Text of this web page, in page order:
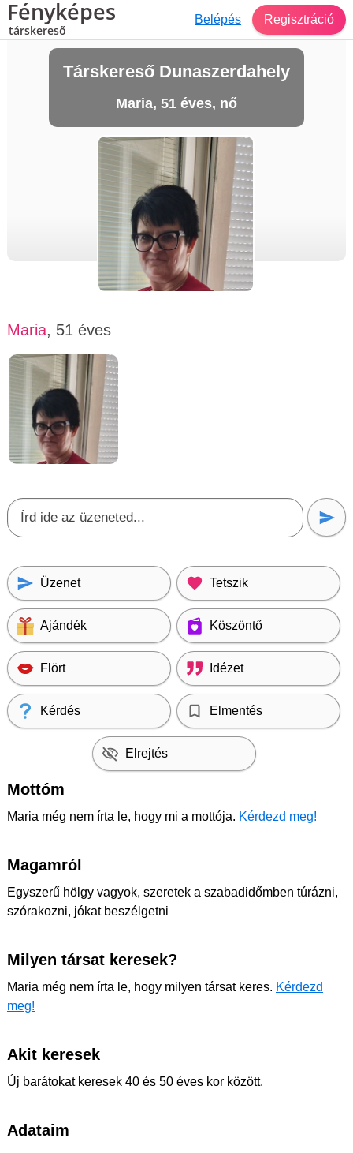
Fényképes
társkereső
Belépés Regisztráció
Társkereső Dunaszerdahely
Maria, 51 éves, nő
Maria, 51 éves
Üzenet Tetszik
Ajándék Köszöntő
Flört Idézet
Kérdés Elmentés
Elrejtés
Mottóm
Maria még nem írta le, hogy mi a mottója. Kérdezd meg!
Magamról
Egyszerű hölgy vagyok, szeretek a szabadidőmben túrázni,
szórakozni, jókat beszélgetni
Milyen társat keresek?
Maria még nem írta le, hogy milyen társat keres. Kérdezd
meg!
Akit keresek
Új barátokat keresek 40 és 50 éves kor között.
Adataim